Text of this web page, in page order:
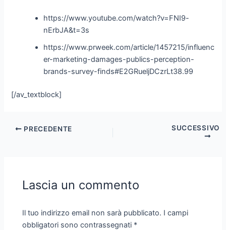
https://www.youtube.com/watch?v=FNI9-
nErbJA&t=3s
https://www.prweek.com/article/1457215/influenc
er-marketing-damages-publics-perception-
brands-survey-finds#E2GRueljDCzrLt38.99
[/av_textblock]
PRECEDENTE SUCCESSIVO
Lascia un commento
Il tuo indirizzo email non sarà pubblicato. I campi
obbligatori sono contrassegnati *